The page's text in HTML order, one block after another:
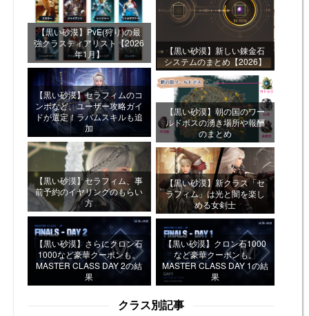
【黒い砂漠】PvE(狩り)の最
強クラスティアリスト【2026
年1月】
【黒い砂漠】新しい錬金石
システムのまとめ【2026】
【黒い砂漠】セラフィムのコ
ンボなど、ユーザー攻略ガイ
ドが選定！ラバムスキルも追
加
【黒い砂漠】朝の国のワー
ルドボスの湧き場所や報酬
のまとめ
【黒い砂漠】セラフィム、事
前予約のイヤリングのもらい
方
【黒い砂漠】新クラス「セ
ラフィム」は光と闇を楽し
める女剣士
【黒い砂漠】さらにクロン石
1000など豪華クーポンも。
MASTER CLASS DAY 2の結
果
【黒い砂漠】クロン石1000
など豪華クーポンも。
MASTER CLASS DAY 1の結
果
クラス別記事